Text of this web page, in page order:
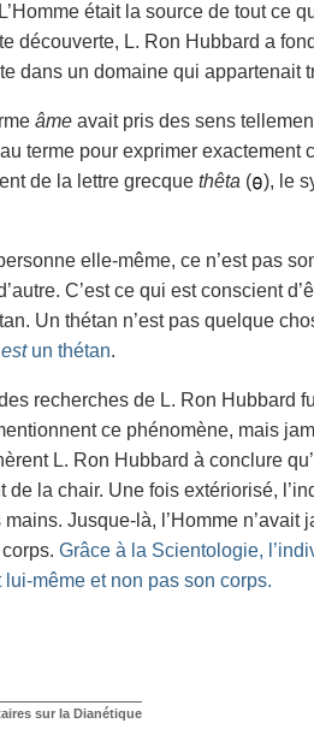
était la source de tout ce
découverte, L. Ron Hubbard a
dans un domaine qui
âme avait pris des sens
terme pour expri­mer exactement
de la lettre grecque thêta ( ), le
elle-même, ce n’est pas
C’est ce qui est conscient
Un thétan n’est pas quelque
est un thétan.
recherches de L. Ron Hubbard
ce phénomène, mais
L. Ron Hubbard à conclure
de la chair. Une fois extériorisé,
Jusque-là, l’Homme
Grâce à la Scientologie,
lui-même et non pas son corps.
sur la Dianétique